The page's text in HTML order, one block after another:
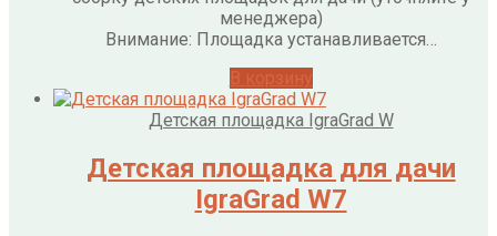
менеджера)
Внимание: Площадка устанавливается…
Детская площадка IgraGrad W
Детская площадка для дачи
IgraGrad W7